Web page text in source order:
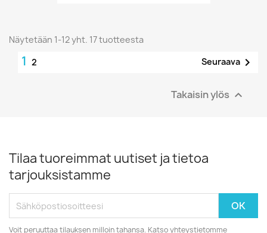
Näytetään 1-12 yht. 17 tuotteesta
1 2 Seuraava 
Takaisin ylös 
Tilaa tuoreimmat uutiset ja tietoa
tarjouksistamme
Voit peruuttaa tilauksen milloin tahansa. Katso yhteystietomme